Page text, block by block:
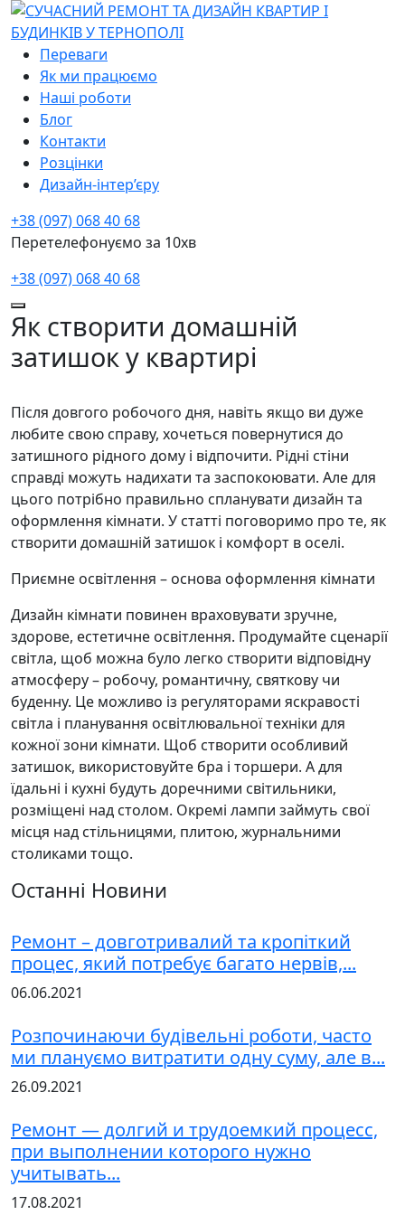
Переваги
Як ми працюємо
Наші роботи
Блог
Контакти
Розцінки
Дизайн-інтер’єру
+38 (097) 068 40 68
Перетелефонуємо за 10хв
+38 (097) 068 40 68
Як створити домашній
затишок у квартирі
Після довгого робочого дня, навіть якщо ви дуже
любите свою справу, хочеться повернутися до
затишного рідного дому і відпочити. Рідні стіни
справді можуть надихати та заспокоювати. Але для
цього потрібно правильно спланувати дизайн та
оформлення кімнати. У статті поговоримо про те, як
створити домашній затишок і комфорт в оселі.
Приємне освітлення – основа оформлення кімнати
Дизайн кімнати повинен враховувати зручне,
здорове, естетичне освітлення. Продумайте сценарії
світла, щоб можна було легко створити відповідну
атмосферу – робочу, романтичну, святкову чи
буденну. Це можливо із регуляторами яскравості
світла і планування освітлювальної техніки для
кожної зони кімнати. Щоб створити особливий
затишок, використовуйте бра і торшери. А для
їдальні і кухні будуть доречними світильники,
розміщені над столом. Окремі лампи займуть свої
місця над стільницями, плитою, журнальними
столиками тощо.
Останні Новини
Ремонт – довготривалий та кропіткий
процес, який потребує багато нервів,...
06.06.2021
Розпочинаючи будівельні роботи, часто
ми плануємо витратити одну суму, але в...
26.09.2021
Ремонт — долгий и трудоемкий процесс,
при выполнении которого нужно
учитывать...
17.08.2021